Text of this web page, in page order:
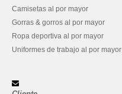
Camisetas al por mayor
Gorras & gorros al por mayor
Ropa deportiva al por mayor
Uniformes de trabajo al por mayor